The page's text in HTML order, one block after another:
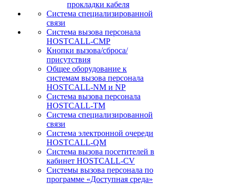
прокладки кабеля
Система специализированной
связи
Cистема вызова персонала
HOSTCALL-CMP
Кнопки вызова/сброса/
присутствия
Общее оборудование к
системам вызова персонала
HOSTCALL-NM и NP
Система вызова персонала
HOSTCALL-TM
Система специализированной
связи
Система электронной очереди
HOSTCALL-QM
Cистема вызова посетителей в
кабинет HOSTCALL-CV
Системы вызова персонала по
программе «Доступная среда»